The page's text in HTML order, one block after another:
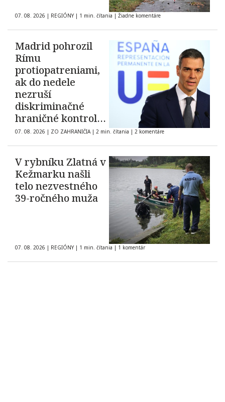
07. 08. 2026 | REGIÓNY | 1 min. čítania | Žiadne komentáre
Madrid pohrozil
Rímu
protiopatreniami,
ak do nedele
nezruší
diskriminačné
hraničné kontroly
španielskych
občanov
07. 08. 2026 | ZO ZAHRANIČIA | 2 min. čítania | 2 komentáre
V rybníku Zlatná v
Kežmarku našli
telo nezvestného
39-ročného muža
07. 08. 2026 | REGIÓNY | 1 min. čítania | 1 komentár